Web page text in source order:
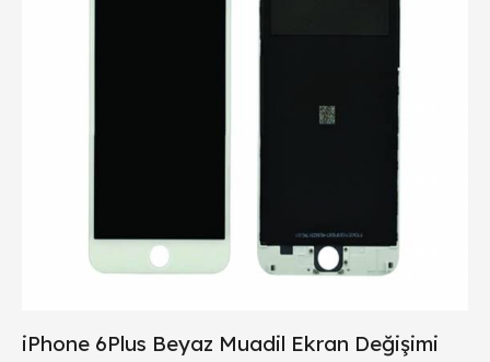
iPhone 6Plus Beyaz Muadil Ekran Değişimi